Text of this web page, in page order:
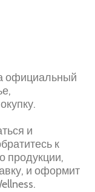
официальный
и
к
продукции,
и оформит